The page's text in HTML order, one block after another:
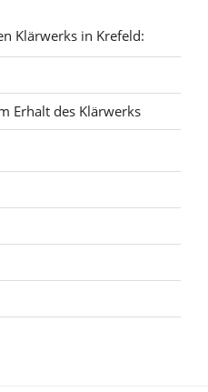
Klärwerks in Krefeld:
Erhalt des Klärwerks